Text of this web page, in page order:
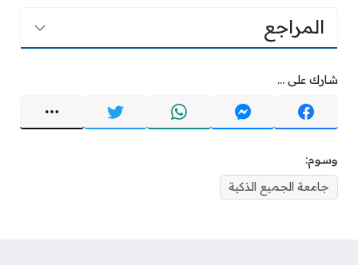
المراجع
شارك على ...
وسوم:
جامعة الجميع الذكية